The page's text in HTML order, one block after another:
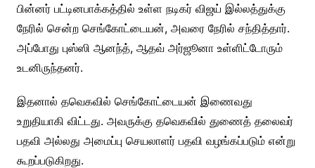
பின்னர் பட்டினபாக்கத்தில் உள்ள நடிகர் விஜய் இல்லத்துக்கு
நேரில் சென்ற செங்கோட்டையன், அவரை நேரில் சந்தித்தார்.
அப்போது புஸ்ஸி ஆனந்த், ஆதவ் அர்ஜூனா உள்ளிட்டோரும்
உடனிருந்தனர்.
இதனால் தவெகவில் செங்கோட்டையன் இணைவது
உறுதியாகி விட்டது. அவருக்கு தவெகவில் துணைத் தலைவர்
பதவி அல்லது அமைப்பு செயலாளர் பதவி வழங்கப்படும் என்று
கூறப்படுகிறது.